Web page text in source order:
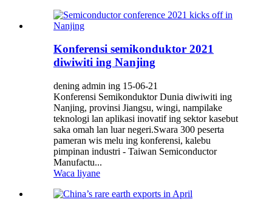
Konferensi semikonduktor 2021
diwiwiti ing Nanjing
dening admin ing 15-06-21
Konferensi Semikonduktor Dunia diwiwiti ing
Nanjing, provinsi Jiangsu, wingi, nampilake
teknologi lan aplikasi inovatif ing sektor kasebut
saka omah lan luar negeri.Swara 300 peserta
pameran wis melu ing konferensi, kalebu
pimpinan industri - Taiwan Semiconductor
Manufactu...
Waca liyane